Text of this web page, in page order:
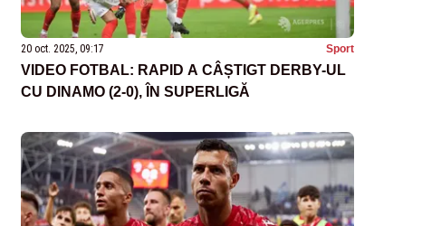
20 oct. 2025, 09:17 Sport
VIDEO FOTBAL: RAPID A CÂȘTIGT DERBY-UL
CU DINAMO (2-0), ÎN SUPERLIGĂ